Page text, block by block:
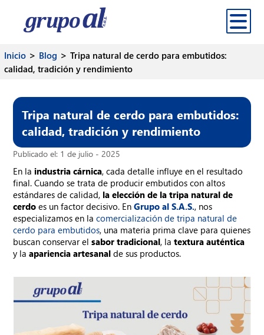
Inicio
Productos
Sedes
Contáctanos
Blog
Inicio > Blog > Tripa natural de cerdo para embutidos:
calidad, tradición y rendimiento
Tripa natural de cerdo para embutidos:
calidad, tradición y rendimiento
Publicado el: 1 de julio - 2025
En la industria cárnica, cada detalle influye en el resultado
final. Cuando se trata de producir embutidos con altos
estándares de calidad, la elección de la tripa natural de
cerdo es un factor decisivo. EnGrupo al S.A.S., nos
especializamos en lacomercialización de tripa natural de
cerdo para embutidos, una materia prima clave para quienes
buscan conservar elsabor tradicional, latextura auténtica
y laapariencia artesanal de sus productos.